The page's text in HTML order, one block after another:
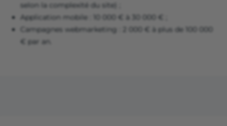
selon la complexité du site) ;
Application mobile : 10 000 € à 30 000 € ;
Campagnes webmarketing : 2 000 € à plus de 100 000
€ par an.